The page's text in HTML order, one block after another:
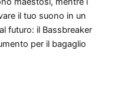
il tuo suono in un
futuro: il Bassbreaker
per il bagaglio